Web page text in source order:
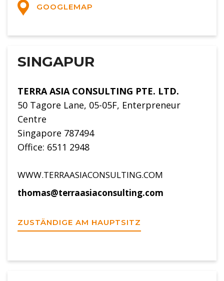
GOOGLEMAP
SINGAPUR
TERRA ASIA CONSULTING PTE. LTD.
50 Tagore Lane, 05-05F, Enterpreneur
Centre
Singapore 787494
Office: 6511 2948
WWW.TERRAASIACONSULTING.COM
thomas@terraasiaconsulting.com
ZUSTÄNDIGE AM HAUPTSITZ